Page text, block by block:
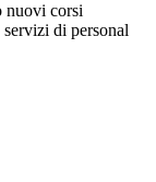
nuovi corsi
di personal